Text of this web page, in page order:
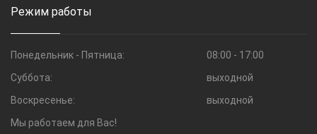
Режим работы
Понедельник - Пятница:
08:00 - 17:00
Суббота:
выходной
Воскресенье:
выходной
Мы работаем для Вас!